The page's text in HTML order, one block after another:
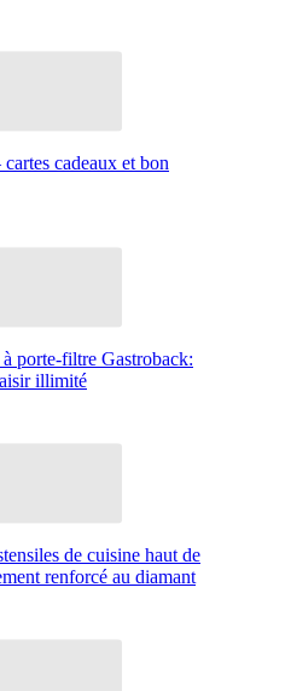
cadeaux et bon
porte-filtre Gastroback:
illimité
de cuisine haut de
renforcé au diamant